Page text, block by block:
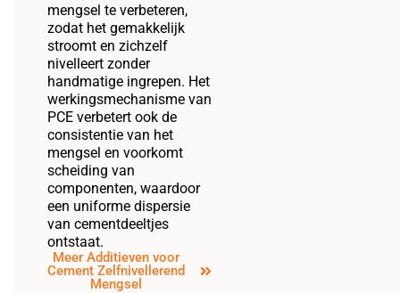
mengsel te verbeteren,
zodat het gemakkelijk
stroomt en zichzelf
nivelleert zonder
handmatige ingrepen. Het
werkingsmechanisme van
PCE verbetert ook de
consistentie van het
mengsel en voorkomt
scheiding van
componenten, waardoor
een uniforme dispersie
van cementdeeltjes
ontstaat.
Meer Additieven voor
Cement Zelfnivellerend
Mengsel